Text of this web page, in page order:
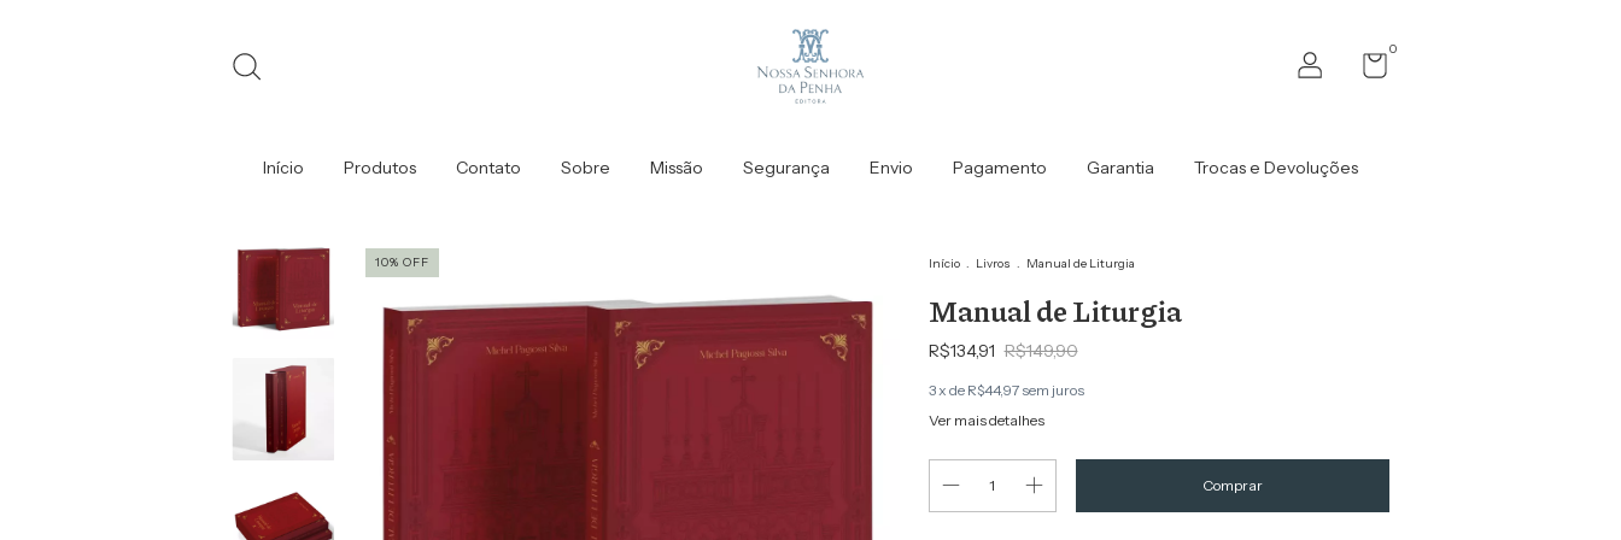
0
Início Produtos Contato Sobre Missão Segurança Envio Pagamento Garantia Trocas e Devoluções
10% OFF Início . Livros . Manual de Liturgia
Manual de Liturgia
R$134,91 R$149,90
3x de R$44,97 sem juros
Ver mais detalhes